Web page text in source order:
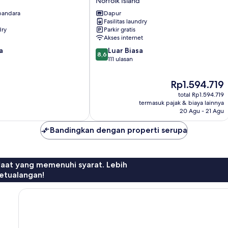
Apartments
Norfolk
Island
Dapur
Fasilitas laundry
Parkir gratis
Akses internet
8.6
dari
8,6 Luar Biasa
111 ulasan
Harga
sekarang
Rp1.594.719
Rp1.594.719
total Rp1.594.719
termasuk pajak & biaya lainnya
20 Agu - 21 Agu
Bandingkan dengan properti serupa
yang memenuhi syarat. Lebih